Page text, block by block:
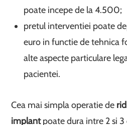
poate incepe de la 4.500;
pretul interventiei poate
euro in functie de tehnica
alte aspecte particulare
pacientei.
Cea mai simpla operatie de
implantpoate dura intre 2 si 3